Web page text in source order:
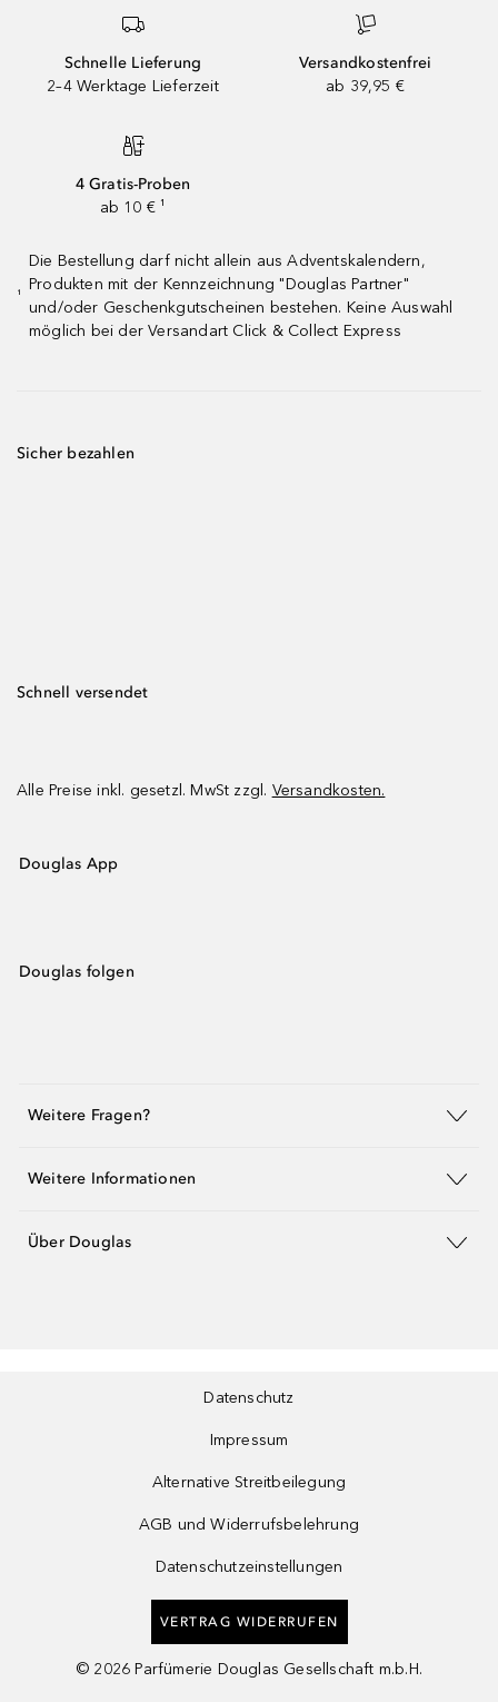
Schnelle Lieferung
2–4 Werktage Lieferzeit
Versandkostenfrei
ab 39,95 €
4 Gratis-Proben
ab 10 € ¹
¹
Die Bestellung darf nicht allein aus Adventskalendern,
Produkten mit der Kennzeichnung "Douglas Partner"
und/oder Geschenkgutscheinen bestehen. Keine Auswahl
möglich bei der Versandart Click & Collect Express
Sicher bezahlen
Schnell versendet
Alle Preise inkl. gesetzl. MwSt zzgl. Versandkosten.
Douglas App
Douglas folgen
Weitere Fragen?
Weitere Informationen
Über Douglas
Datenschutz
Impressum
Alternative Streitbeilegung
AGB und Widerrufsbelehrung
Datenschutzeinstellungen
VERTRAG WIDERRUFEN
© 2026 Parfümerie Douglas Gesellschaft m.b.H.